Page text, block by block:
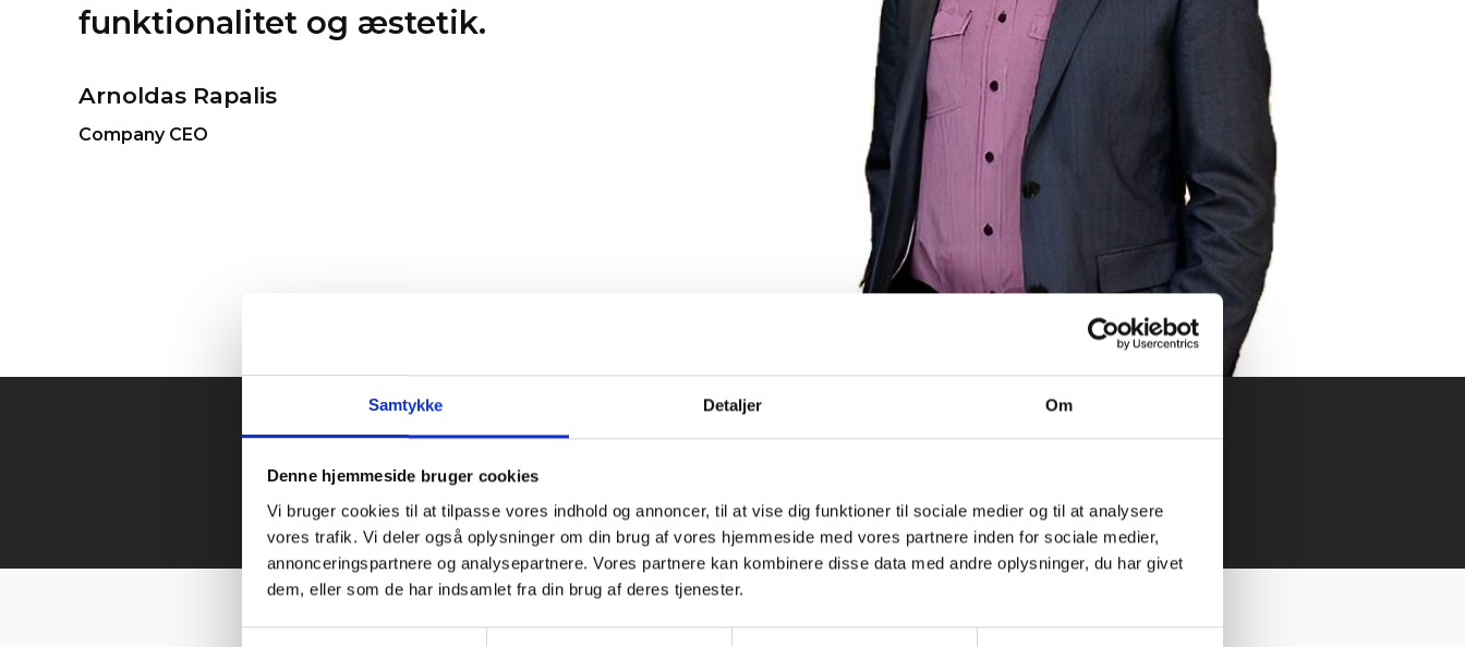
Samtykke Detaljer Om
Denne hjemmeside bruger cookies
Vi bruger cookies til at tilpasse vores indhold og annoncer, til at vise dig funktioner til sociale medier og til at analysere
vores trafik. Vi deler også oplysninger om din brug af vores hjemmeside med vores partnere inden for sociale medier,
annonceringspartnere og analysepartnere. Vores partnere kan kombinere disse data med andre oplysninger, du har givet
dem, eller som de har indsamlet fra din brug af deres tjenester.
funktionalitet og æstetik.
Arnoldas Rapalis
Company CEO
Kontakt os på: